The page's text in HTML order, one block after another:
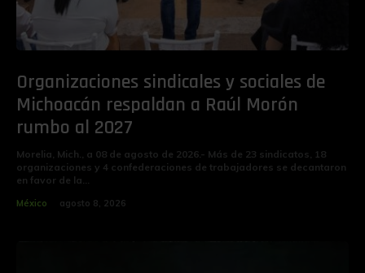
Organizaciones sindicales y sociales de
Michoacán respaldan a Raúl Morón
rumbo al 2027
Morelia, Mich., a 08 de agosto de 2026.- Más de 23 sindicatos, 18
organizaciones y 4 confederaciones de trabajadores se decantaron
en favor de la...
México agosto 8, 2026